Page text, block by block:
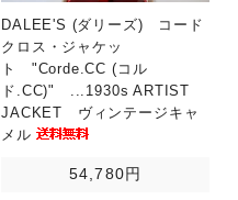
DALEE'S (ダリーズ) コード
クロス・ジャケッ
ト "Corde.CC (コル
ド.CC)" ...1930s ARTIST
JACKET ヴィンテージキャ
メル
54,780円